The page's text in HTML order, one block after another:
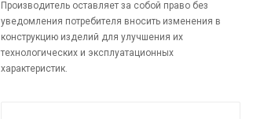
Производитель оставляет за собой право без
уведомления потребителя вносить изменения в
конструкцию изделий для улучшения их
технологических и эксплуатационных
характеристик.